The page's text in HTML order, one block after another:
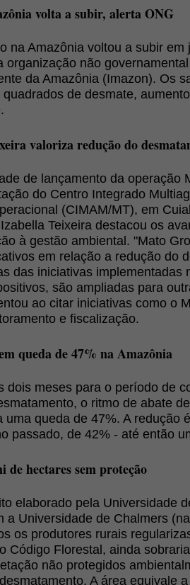
volta a subir, alerta ONG
na Amazônia voltou a subir
organização não
da Amazônia (Imazon). Os
de desmate,
valoriza redução do
de lançamento da operação
do Centro Integrado
(CIMAM/MT), em
Teixeira destacou os
à gestão ambiental. "Mato
em relação a redução do
das iniciativas implementadas
são ampliadas para
ao citar iniciativas como o
e fiscalização.
queda de 47% na Amazônia
dois meses para o período de
o ritmo de abate
uma queda de 47%. A redução
passado, de 42% - até então
de hectares sem proteção
elaborado pela Universidade
a Universidade de Chalmers
os produtores rurais
Código Florestal, ainda
não protegidos
A área equivale